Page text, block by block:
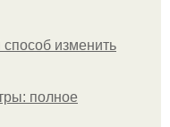
изменить
полное